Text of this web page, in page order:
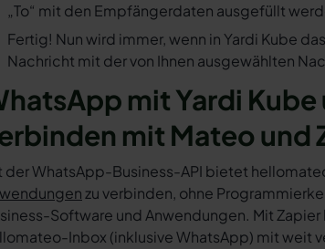
„To“ mit den Empfängerdaten ausgefüllt
Fertig! Nun wird immer, wenn in Yardi Kube
Nachricht mit der von Ihnen ausgewählten
mit Yardi
mit Mateo und
der WhatsApp-Business-API bietet
zu verbinden, ohne
Software und Anwendungen. Mit
Inbox (inklusive WhatsApp) mit weit